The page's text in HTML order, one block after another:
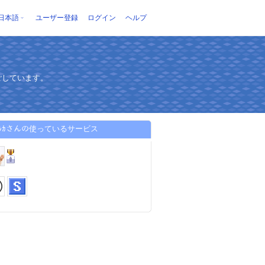
本語 ユーザー登録 ログイン ヘルプ
ています。
ｶさんの使っているサービス